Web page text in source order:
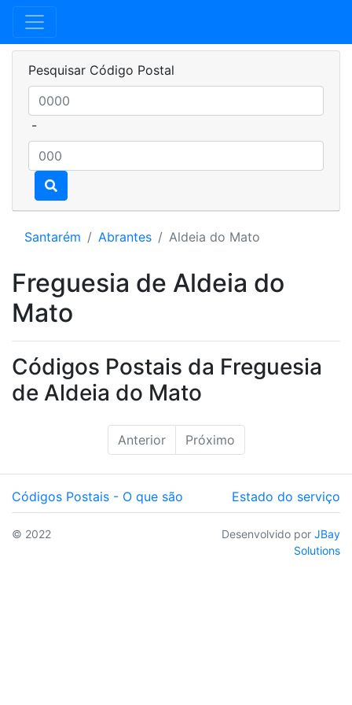
Pesquisar Código Postal
-
Santarém Abrantes Aldeia do Mato
Freguesia de Aldeia do
Mato
Códigos Postais da Freguesia
de Aldeia do Mato
Anterior Próximo
Códigos Postais - O que são Estado do serviço
© 2022 Desenvolvido por JBay
Solutions